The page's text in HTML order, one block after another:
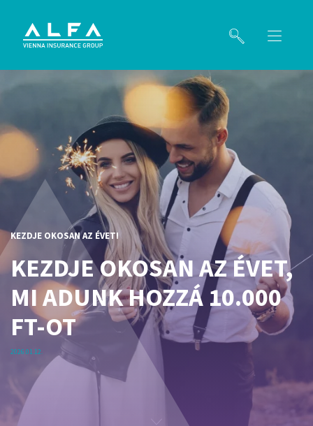
KEZDJE OKOSAN AZ ÉVET!
KEZDJE OKOSAN AZ ÉVET,
MI ADUNK HOZZÁ 10.000
FT-OT
2026.01.12.